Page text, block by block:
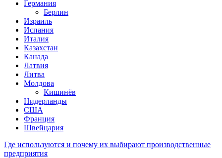
Германия
Берлин
Израиль
Испания
Италия
Казахстан
Канада
Латвия
Литва
Молдова
Кишинёв
Нидерланды
США
Франция
Швейцария
Где используются и почему их выбирают производственные
предприятия